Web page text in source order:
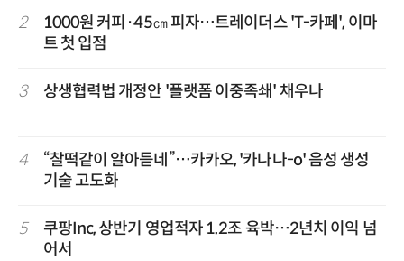
2
1000원 커피·45㎝ 피자…트레이더스 'T-카페', 이마
트 첫 입점
3 상생협력법 개정안 '플랫폼 이중족쇄' 채우나
4
“찰떡같이 알아듣네”…카카오, '카나나-o' 음성 생성
기술 고도화
5
쿠팡Inc, 상반기 영업적자 1.2조 육박…2년치 이익 넘
어서